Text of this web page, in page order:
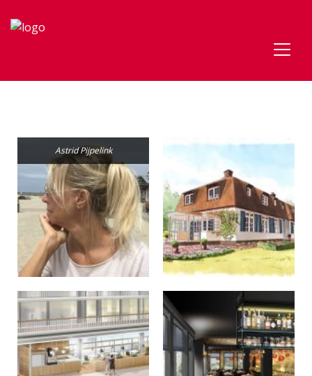
Astrid Pijpelink